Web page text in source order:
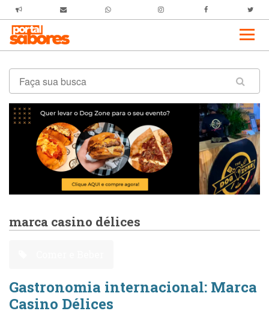
marca casino délices
Gastronomia internacional: Marca
Casino Délices